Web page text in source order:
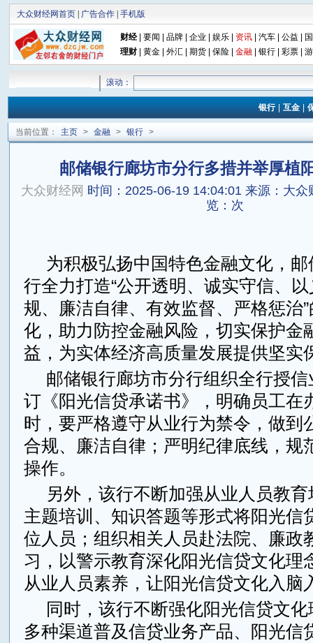
大众财经网首页| 广告合作| 手机版
财经| 要闻 品牌| 企业 娱乐| 资讯| 汽车| 公益
理财| 黄金| 外汇| 期货| 保险| 金融| 银行 彩票|
滚动：
银行|互金|
当前位置： 主页 > 金融 > 银行 >
邮储银行廊坊市分行多措并举厚植
大众财经网 时间：2025-06-19 14:04:01 来源：大众
览： 次
为积极弘扬中国特色金融文化，
行全力打造“公开透明、诚实守信、
规、廉洁自律、有效监督、严格惩治
化，助力防控金融风险，切实保护金
益，为实体经济高质量发展提供坚实
邮储银行廊坊市分行组织全行授
订《阳光信贷承诺书》，明确员工在
时，要严格遵守从业行为禁令，做到
合规、廉洁自律；严明纪律底线，规
操作。
另外，该行不断加强从业人员教
主题培训、知识答题等形式将阳光信
位人员；组织相关人员赴法院、廉政
习，以警示教育深化阳光信贷文化理
从业人员素养，让阳光信贷文化入脑
同时，该行不断强化阳光信贷文
多种渠道普及信贷业务产品、阳光信